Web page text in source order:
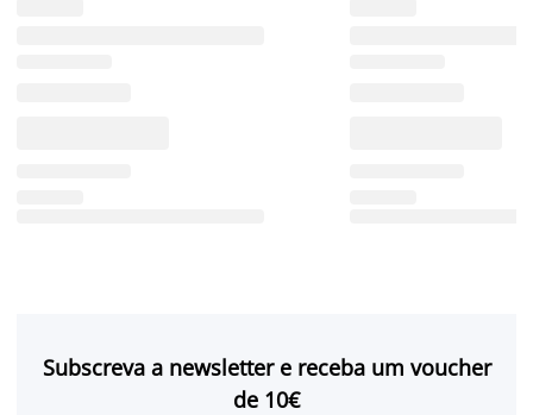
Subscreva a newsletter e receba um voucher
de 10€